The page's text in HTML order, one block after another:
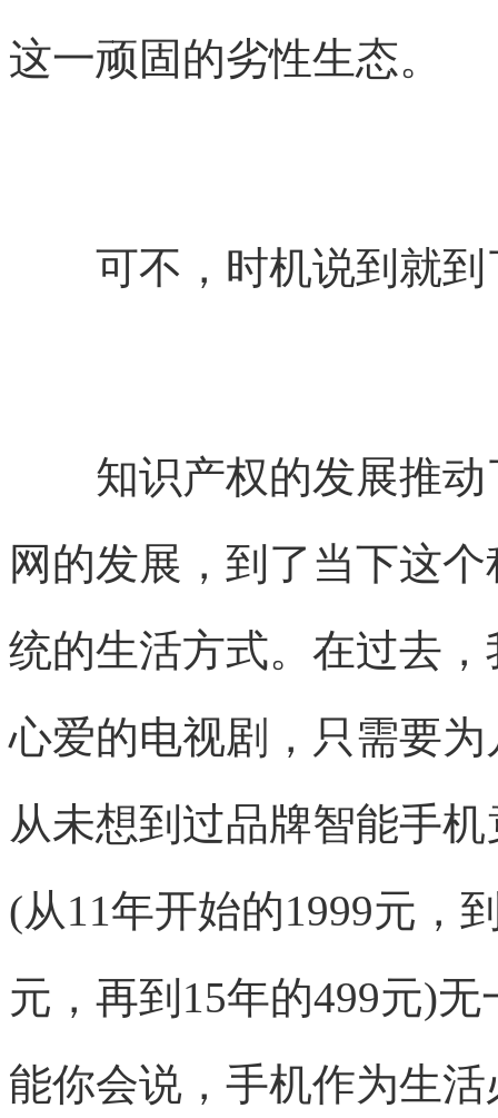
这一顽固的劣性生态。
可不，时机说到就到
知识产权的发展推动
网的发展，到了当下这
统的生活方式。在过去
心爱的电视剧，只需要
从未想到过品牌智能手
(从11年开始的1999元，
元，再到15年的499元)
能你会说，手机作为生